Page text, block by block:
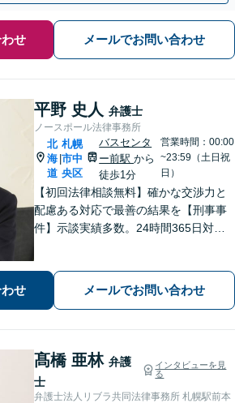
せ メールでお問い合わせ
平野 史人 弁護士
ノースポール法律事務所
北
海
道
|
札幌
市中
央区
バスセンタ
ー前駅から
徒歩1分
営業時間：00:00
~23:59（土日祝
日）
【初回法律相談無料】確かな交渉力と
配慮ある対応で最善の結果を【刑事事
件】示談実績多数。24時間365日対応
経験あり。【バスセンター前駅3番出口
徒歩1分】
せ メールでお問い合わせ
髙橋 亜林 弁護
士
インタビューを見
る
弁護士法人リブラ共同法律事務所 札幌駅前本